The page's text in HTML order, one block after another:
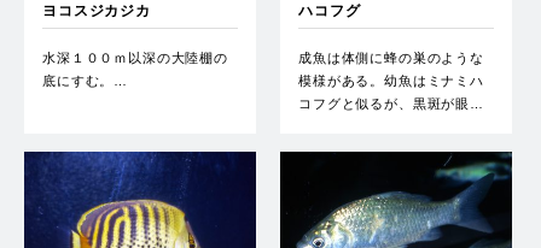
ヨコスジカジカ
水深１００ｍ以深の大陸棚の
底にすむ。…
ハコフグ
成魚は体側に蜂の巣のような
模様がある。幼魚はミナミハ
コフグと似るが、黒斑が眼…